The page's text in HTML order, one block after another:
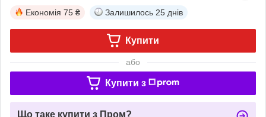
Економія 75 ₴ Залишилось 25 днів
Купити
або
Купити з
Що таке купити з Пром?